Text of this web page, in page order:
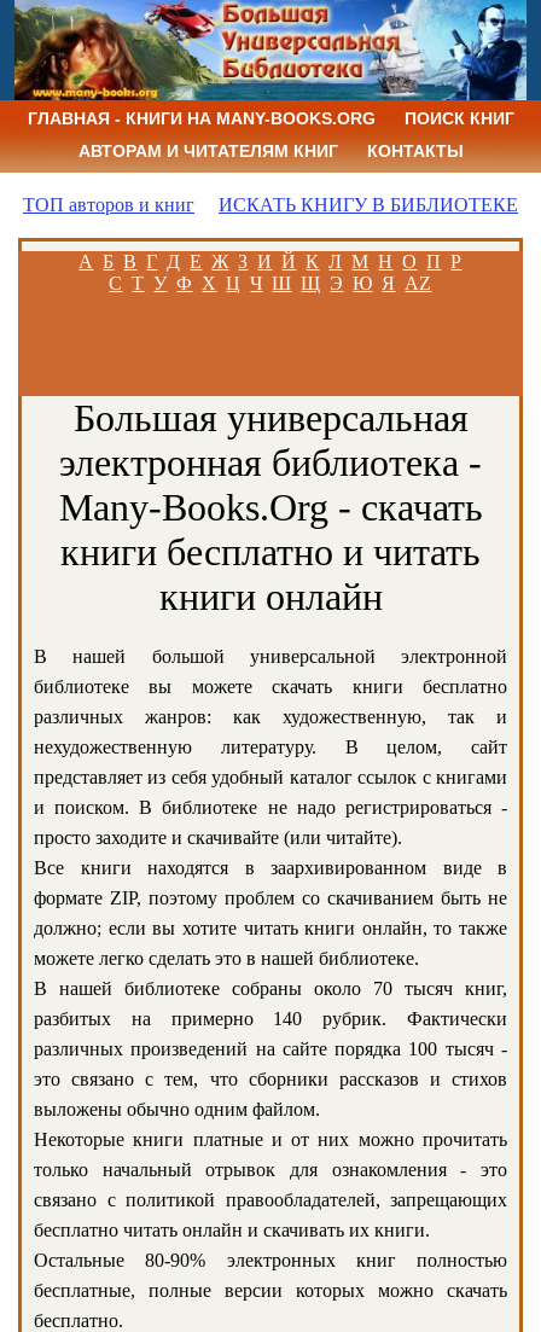
ГЛАВНАЯ - КНИГИ НА MANY-BOOKS.ORG
ПОИСК КНИГ
АВТОРАМ И ЧИТАТЕЛЯМ КНИГ
КОНТАКТЫ
ТОП авторов и книг ИСКАТЬ КНИГУ В БИБЛИОТЕКЕ
А Б В Г Д Е Ж З И Й К Л М Н О П Р
С Т У Ф Х Ц Ч Ш Щ Э Ю Я AZ
Большая универсальная
электронная библиотека -
Many-Books.Org - скачать
книги бесплатно и читать
книги онлайн
В нашей большой универсальной электронной
библиотеке вы можете скачать книги бесплатно
различных жанров: как художественную, так и
нехудожественную литературу. В целом, сайт
представляет из себя удобный каталог ссылок с книгами
и поиском. В библиотеке не надо регистрироваться -
просто заходите и скачивайте (или читайте).
Все книги находятся в заархивированном виде в
формате ZIP, поэтому проблем со скачиванием быть не
должно; если вы хотите читать книги онлайн, то также
можете легко сделать это в нашей библиотеке.
В нашей библиотеке собраны около 70 тысяч книг,
разбитых на примерно 140 рубрик. Фактически
различных произведений на сайте порядка 100 тысяч -
это связано с тем, что сборники рассказов и стихов
выложены обычно одним файлом.
Некоторые книги платные и от них можно прочитать
только начальный отрывок для ознакомления - это
связано с политикой правообладателей, запрещающих
бесплатно читать онлайн и скачивать их книги.
Остальные 80-90% электронных книг полностью
бесплатные, полные версии которых можно скачать
бесплатно.